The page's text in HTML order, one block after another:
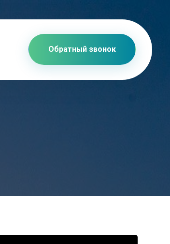
Обратный звонок